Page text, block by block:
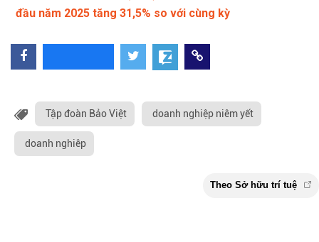
đầu năm 2025 tăng 31,5% so với cùng kỳ
Tập đoàn Bảo Việt doanh nghiệp niêm yết
doanh nghiêp